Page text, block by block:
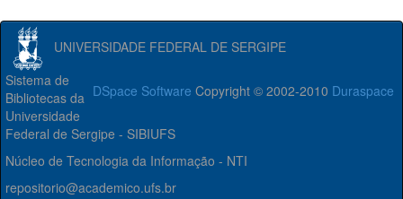
UNIVERSIDADE FEDERAL DE SERGIPE
DSpace Software Copyright © 2002-2010 Duraspace
Sistema de
Bibliotecas da
Universidade
Federal de Sergipe - SIBIUFS
Núcleo de Tecnologia da Informação - NTI
repositorio@academico.ufs.br